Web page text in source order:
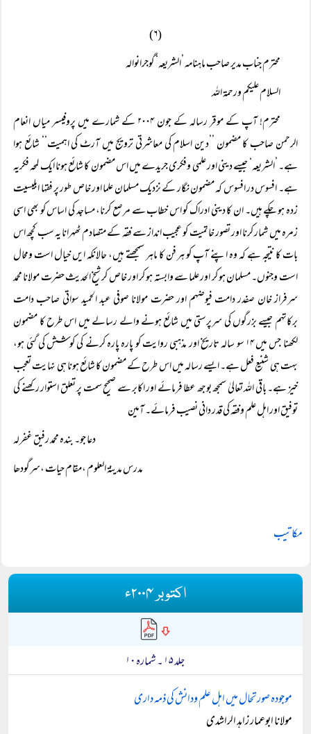
(۶)
محترم جناب مدیر صاحب ماہنامہ ’الشریعہ‘ گوجرانوالہ
السلام علیکم ورحمۃ اللہ
محترم! آپ کے موقر رسالہ کے جون ۲۰۰۴ کے شمارے میں پروفیسر میاں انعام
الرحمن صاحب کا مضمون ’’دین اسلام کی معاشرتی ترویج میں آرٹ کی اہمیت‘‘ شائع ہوا
ہے۔ ’الشریعہ‘ جیسے دینی اور علمی وفکری جریدے میں اس مضمون کا شائع ہونا ایک لمحہ فکریہ
ہے۔ افسوس در افسوس کہ مضمون نگار کے نزدیک مسلمان علما اور خاص طور پر فقہا ابلیسیت
زدہ ہو چکے ہیں۔ ان کا دینی ادراک کو اس خطاب سے مرصع کرنا، مساجد کی اساس کو بھی اسی
زمرہ میں شمار کرنا اور تصور خاتمیت کو عجیب انداز سے فقہ کے متصادم ٹھہرانا یہ سب کچھ اس
بات کا نتیجہ ہے کہ وہ اپنے آپ کو ہر فن کا ماہر سمجھتے ہیں، حالانکہ ایں خیال است ومحال
است وجنوں۔ مسلمان ہو کر اور علما سے وابستہ ہو کر اور خاص کر شیخ الحدیث حضرت مولانا محمد
سرفراز خان صفدر دامت فیوضہم اور حضرت مولانا صوفی عبد الحمید سواتی صاحب دامت
برکاتہم جیسے بزرگوں کی سرپرستی میں شائع ہونے والے رسالے میں اس طرح کا مضمون
لکھنا جس میں ۱۴ سو سالہ تاریخ اور مذہبی روایت کو پارہ پارہ کرنے کی کوشش کی گئی ہو،
بہت ہی شنیع فعل ہے۔ ایسے رسالہ میں اس طرح کے مضمون کا شائع ہونا ہی نہایت تعجب
خیز ہے۔ باقی اللہ تعالیٰ سمجھ بوجھ عطا فرمائے اور اکابر سے صحیح سمت پر تعلق استوار رکھنے کی
توفیق اور اہل علم وفقہ کی قدر دانی نصیب فرمائے۔ آمین
دعا جو۔ بندہ محمد رفیق غفرلہ
مدرس مدینۃ العلوم ،مقام حیات ،سرگودھا
مکاتیب
اکتوبر ۲۰۰۴ء
جلد ۱۵ ۔ شمارہ ۱۰
موجودہ صورتحال میں اہل علم ودانش کی ذمہ داری
مولانا ابوعمار زاہد الراشدی